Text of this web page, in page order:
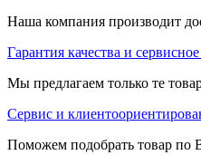
Наша компания производит
Гарантия качества и
Мы предлагаем только те
Сервис и
Поможем подобрать товар по